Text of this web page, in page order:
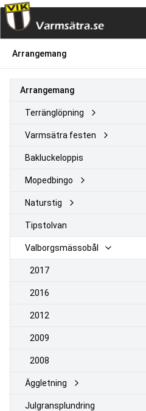
Arrangemang
Arrangemang
Terränglöpning
Varmsätra festen
Bakluckeloppis
Mopedbingo
Naturstig
Tipstolvan
Valborgsmässobål
2017
2016
2012
2009
2008
Äggletning
Julgransplundring